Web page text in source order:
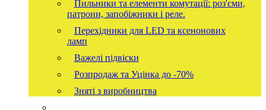
Пильники та елементи комутації: роз'єми,
патрони, запобіжники і реле.
Перехідники для LED та ксенонових
ламп
Важелі підвіски
Розпродаж та Уцінка до -70%
Зняті з виробництва